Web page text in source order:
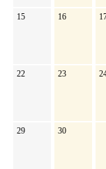
15 16
22 23
29 30